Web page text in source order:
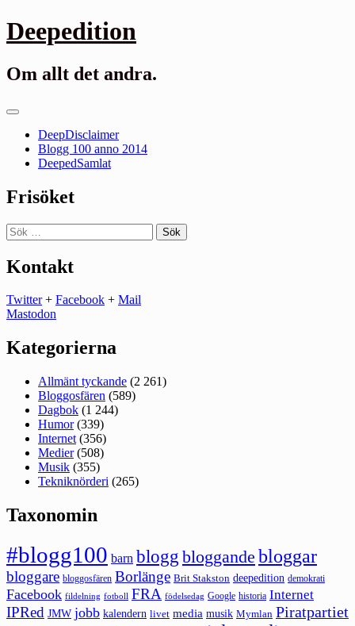
Gå
till
Deepedition
Om allt det andra.
Primär
DeepDisclaimer
Blogg 100 anno 2014
DeepedSamlat
Frisöket
Sök
efter:
Kontakt
Twitter+ Facebook + Mail
Mastodon
Kategorierna
Allmänt tyckande (2 261)
Bloggosfären (589)
Dagbok (1 244)
Humor(339)
Internet (356)
Medier(508)
Musik (355)
Tekniknörderi (265)
Taxonomin
#blogg100 barn blogg bloggande bloggar
bloggare bloggosfären Borlänge Brit Stakston deepedition demokrati
Facebook fildelning fotboll FRA födelsedag Google historia Internet
IPRed JMW jobb kalendern livet media musik Mymlan Piratpartiet